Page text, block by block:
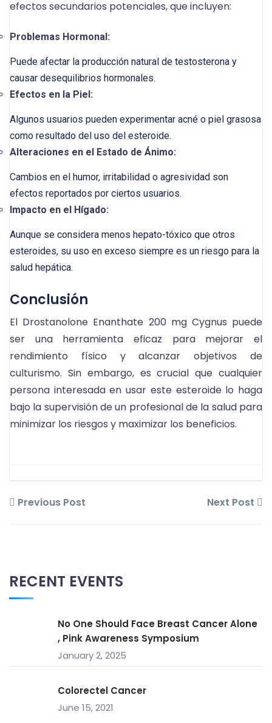
efectos secundarios potenciales, que incluyen:
Problemas Hormonal:
Puede afectar la producción natural de testosterona y
causar desequilibrios hormonales.
Efectos en la Piel:
Algunos usuarios pueden experimentar acné o piel grasosa
como resultado del uso del esteroide.
Alteraciones en el Estado de Ánimo:
Cambios en el humor, irritabilidad o agresividad son
efectos reportados por ciertos usuarios.
Impacto en el Hígado:
Aunque se considera menos hepato-tóxico que otros
esteroides, su uso en exceso siempre es un riesgo para la
salud hepática.
Conclusión
El Drostanolone Enanthate 200 mg Cygnus puede
ser una herramienta eficaz para mejorar el
rendimiento físico y alcanzar objetivos de
culturismo. Sin embargo, es crucial que cualquier
persona interesada en usar este esteroide lo haga
bajo la supervisión de un profesional de la salud para
minimizar los riesgos y maximizar los beneficios.
Previous Post Next Post
RECENT EVENTS
No One Should Face Breast Cancer Alone
, Pink Awareness Symposium
January 2, 2025
Colorectel Cancer
June 15, 2021